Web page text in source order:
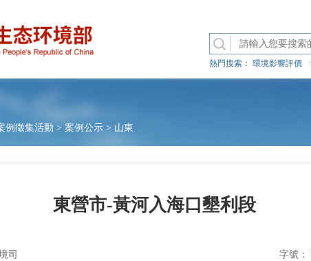
熱門搜索： 環境影響評價
例徵集活動 > 案例公示 > 山東
東營市-黃河入海口墾利段
司 字號：